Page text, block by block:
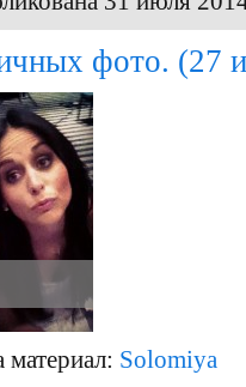
фото. (27
материал: Solomiya